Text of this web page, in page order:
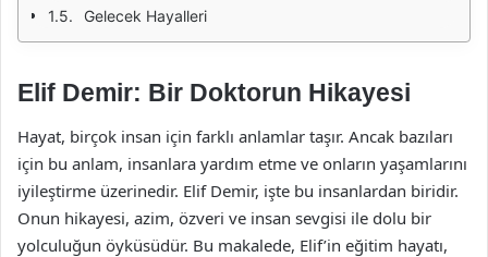
Gelecek Hayalleri
Elif Demir: Bir Doktorun Hikayesi
Hayat, birçok insan için farklı anlamlar taşır. Ancak bazıları
için bu anlam, insanlara yardım etme ve onların yaşamlarını
iyileştirme üzerinedir. Elif Demir, işte bu insanlardan biridir.
Onun hikayesi, azim, özveri ve insan sevgisi ile dolu bir
yolculuğun öyküsüdür. Bu makalede, Elif’in eğitim hayatı,